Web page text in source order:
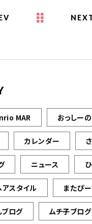
MAR おっしー
カレンダー
ニュース
アスタイル またぴ
ブログ ムチ子ブログ